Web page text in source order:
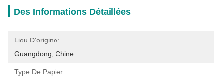
Des Informations Détaillées
Lieu D'origine:
Guangdong, Chine
Type De Papier: